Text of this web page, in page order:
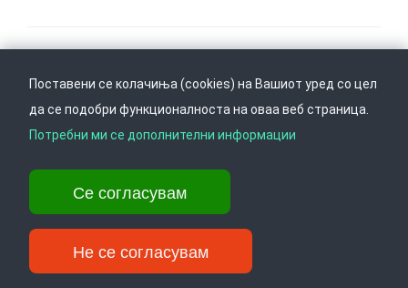
Врати се горе Следете не на
Ул. Даме Груев 14, Катна гаража Беко на 1-виот кат, 1000 Скопје,
Тел: +389 2 3103 601 (641), Факс: +389 2 3137 149 |
info@ippo.gov.mk
Поставени се колачиња (cookies) на Вашиот уред со цел
да се подобри функционалноста на оваа веб страница.
Потребни ми се дополнителни информации
Се согласувам
Не се согласувам